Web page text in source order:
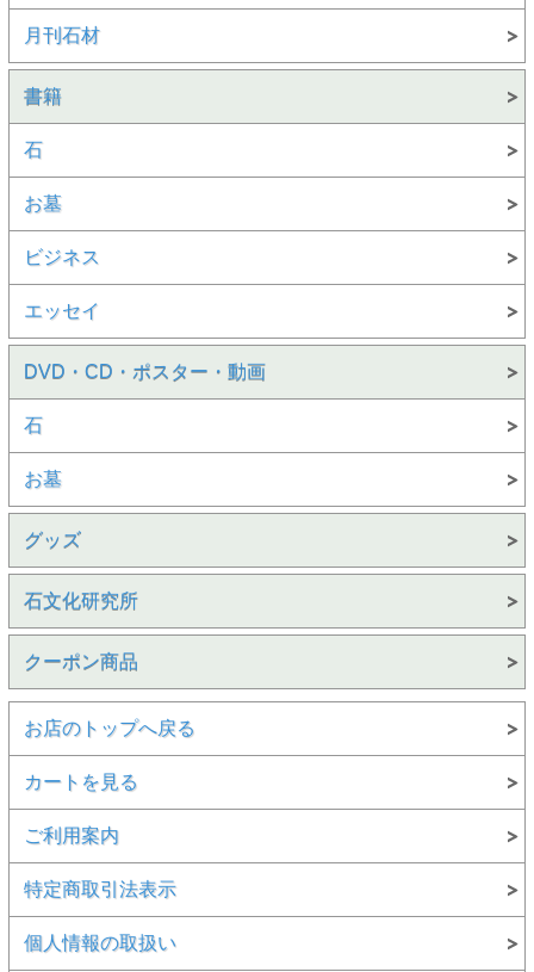
月刊石材
書籍
石
お墓
ビジネス
エッセイ
DVD・CD・ポスター・動画
石
お墓
グッズ
石文化研究所
クーポン商品
お店のトップへ戻る
カートを見る
ご利用案内
特定商取引法表示
個人情報の取扱い